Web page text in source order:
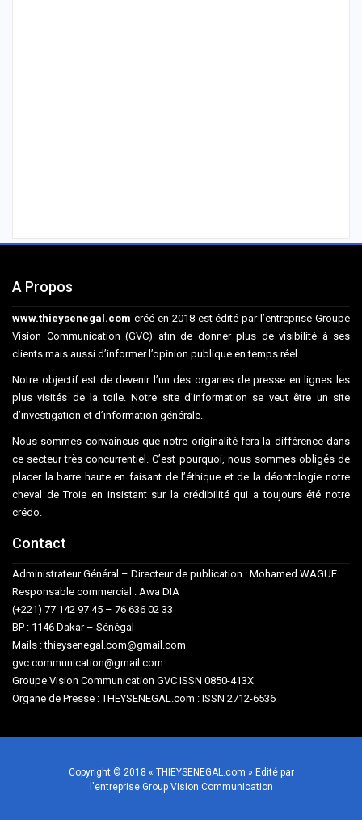
A Propos
www.thieysenegal.com créé en 2018 est édité par l’entreprise Groupe
Vision Communication (GVC) afin de donner plus de visibilité à ses
clients mais aussi d’informer l’opinion publique en temps réel.
Notre objectif est de devenir l’un des organes de presse en lignes les
plus visités de la toile. Notre site d’information se veut être un site
d’investigation et d’information générale.
Nous sommes convaincus que notre originalité fera la différence dans
ce secteur très concurrentiel. C’est pourquoi, nous sommes obligés de
placer la barre haute en faisant de l’éthique et de la déontologie notre
cheval de Troie en insistant sur la crédibilité qui a toujours été notre
crédo.
Contact
Administrateur Général – Directeur de publication : Mohamed WAGUE
Responsable commercial : Awa DIA
(+221) 77 142 97 45 – 76 636 02 33
BP : 1146 Dakar – Sénégal
Mails : thieysenegal.com@gmail.com –
gvc.communication@gmail.com.
Groupe Vision Communication GVC ISSN 0850-413X
Organe de Presse : THEYSENEGAL.com : ISSN 2712-6536
Copyright © 2018 « THIEYSENEGAL.com » Edité par
l'entreprise Group Vision Communication